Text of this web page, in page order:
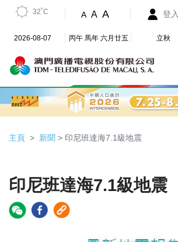
32˚C A A A 登入
2026-08-07 丙午 馬年 六月廿五 立秋
主頁 新聞 > 印尼班達海7.1級地震
印尼班達海7.1級地震